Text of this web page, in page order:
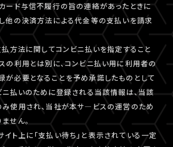
ード与信不履行の旨の連絡があったときに
他の決済方法による代金等の支払いを請求
方法に関してコンビニ払いを指定すること
の利用とは別に、コンビニ払い用に利用者の
必要となることを予め承諾したものとして
ニ払いのために登録される当該情報は、当該
使用され、当社が本サ―ビスの運営のため
せん。
ト上に「支払い待ち」と表示されている一定